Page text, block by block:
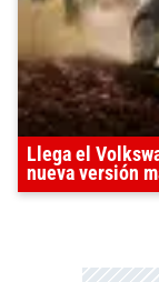
Llega el
nueva versión